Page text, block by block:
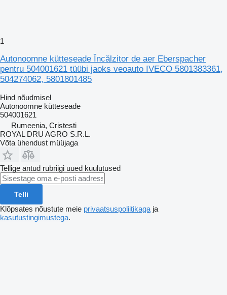
1
Autonoomne kütteseade Încălzitor de aer Eberspacher
pentru 504001621 tüübi jaoks veoauto IVECO 5801383361,
504274062, 5801801485
Hind nõudmisel
Autonoomne kütteseade
504001621
Rumeenia, Cristesti
ROYAL DRU AGRO S.R.L.
Võta ühendust müüjaga
Tellige antud rubriigi uued kuulutused
Telli
Klõpsates nõustute meie privaatsuspoliitikaga ja
kasutustingimustega.